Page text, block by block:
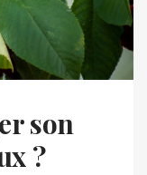
son
?